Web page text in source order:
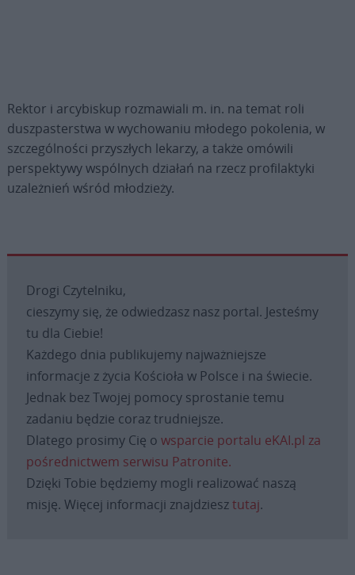
Rektor i arcybiskup rozmawiali m. in. na temat roli
duszpasterstwa w wychowaniu młodego pokolenia, w
szczególności przyszłych lekarzy, a także omówili
perspektywy wspólnych działań na rzecz profilaktyki
uzależnień wśród młodzieży.
Drogi Czytelniku,
cieszymy się, że odwiedzasz nasz portal. Jesteśmy
tu dla Ciebie!
Każdego dnia publikujemy najważniejsze
informacje z życia Kościoła w Polsce i na świecie.
Jednak bez Twojej pomocy sprostanie temu
zadaniu będzie coraz trudniejsze.
Dlatego prosimy Cię o wsparcie portalu eKAI.pl za
pośrednictwem serwisu Patronite.
Dzięki Tobie będziemy mogli realizować naszą
misję. Więcej informacji znajdziesztutaj.